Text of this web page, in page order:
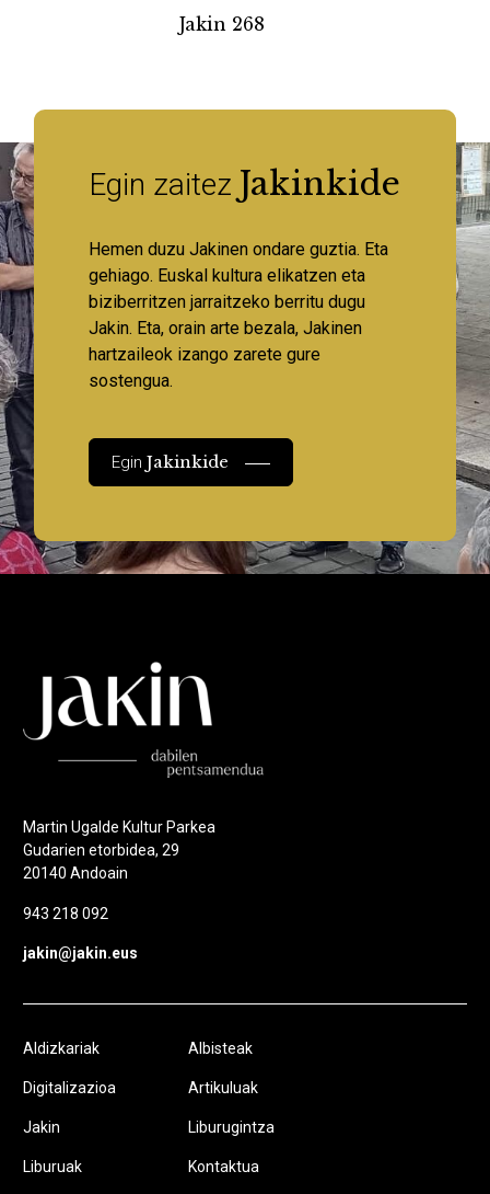
Jakin 268
Egin zaitez Jakinkide
Hemen duzu Jakinen ondare guztia. Eta
gehiago. Euskal kultura elikatzen eta
biziberritzen jarraitzeko berritu dugu
Jakin. Eta, orain arte bezala, Jakinen
hartzaileok izango zarete gure
sostengua.
EginJakinkide
Martin Ugalde Kultur Parkea
Gudarien etorbidea, 29
20140 Andoain
943 218 092
jakin@jakin.eus
Aldizkariak
Digitalizazioa
Jakin
Liburuak
Albisteak
Artikuluak
Liburugintza
Kontaktua